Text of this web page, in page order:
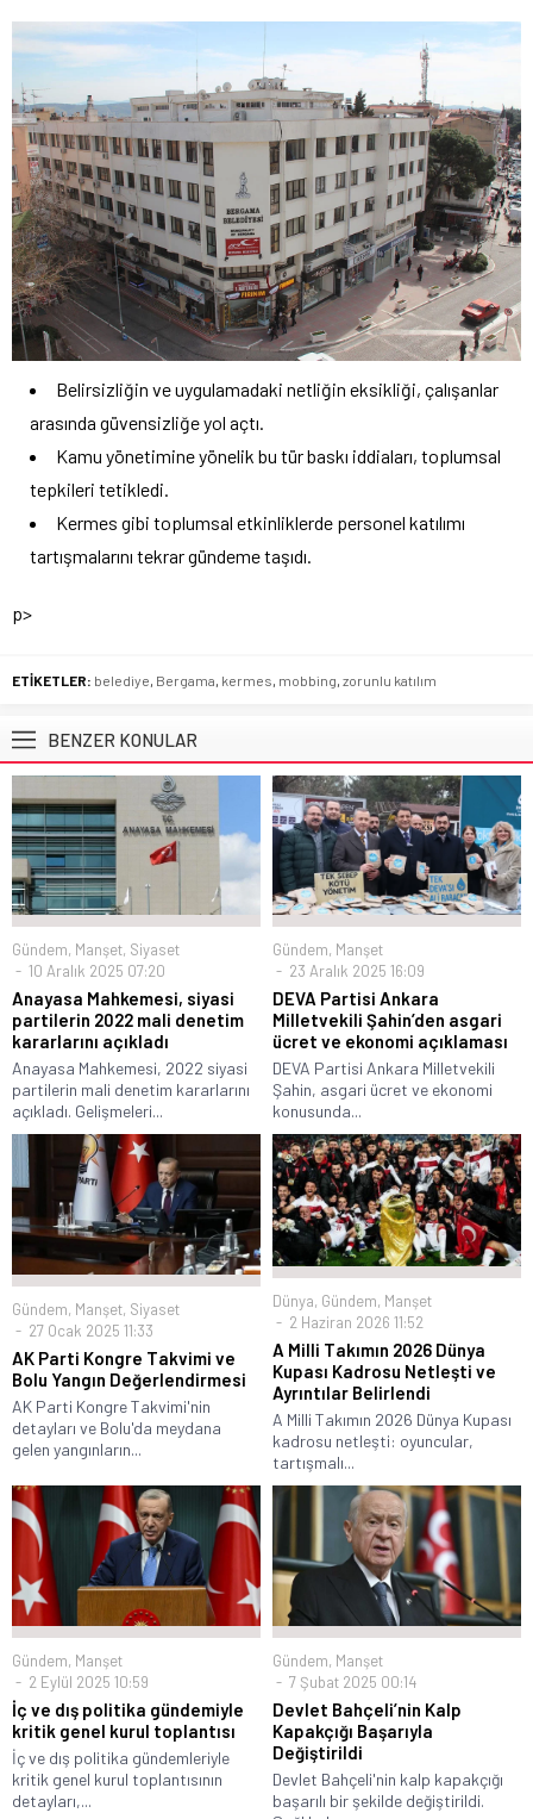
Belirsizliğin ve uygulamadaki netliğin eksikliği, çalışanlar
arasında güvensizliğe yol açtı.
Kamu yönetimine yönelik bu tür baskı iddiaları, toplumsal
tepkileri tetikledi.
Kermes gibi toplumsal etkinliklerde personel katılımı
tartışmalarını tekrar gündeme taşıdı.
p>
ETİKETLER: belediye, Bergama, kermes, mobbing, zorunlu katılım
BENZER KONULAR
Gündem, Manşet, Siyaset
10 Aralık 2025 07:20
Anayasa Mahkemesi, siyasi
partilerin 2022 mali denetim
kararlarını açıkladı
Anayasa Mahkemesi, 2022 siyasi
partilerin mali denetim kararlarını
açıkladı. Gelişmeleri...
Gündem, Manşet
23 Aralık 2025 16:09
DEVA Partisi Ankara
Milletvekili Şahin’den asgari
ücret ve ekonomi açıklaması
DEVA Partisi Ankara Milletvekili
Şahin, asgari ücret ve ekonomi
konusunda...
Gündem, Manşet, Siyaset
27 Ocak 2025 11:33
AK Parti Kongre Takvimi ve
Bolu Yangın Değerlendirmesi
AK Parti Kongre Takvimi'nin
detayları ve Bolu'da meydana
gelen yangınların...
Dünya, Gündem, Manşet
2 Haziran 2026 11:52
A Milli Takımın 2026 Dünya
Kupası Kadrosu Netleşti ve
Ayrıntılar Belirlendi
A Milli Takımın 2026 Dünya Kupası
kadrosu netleşti: oyuncular,
tartışmalı...
Gündem, Manşet
2 Eylül 2025 10:59
İç ve dış politika gündemiyle
kritik genel kurul toplantısı
İç ve dış politika gündemleriyle
kritik genel kurul toplantısının
detayları,...
Gündem, Manşet
7 Şubat 2025 00:14
Devlet Bahçeli’nin Kalp
Kapakçığı Başarıyla
Değiştirildi
Devlet Bahçeli'nin kalp kapakçığı
başarılı bir şekilde değiştirildi.